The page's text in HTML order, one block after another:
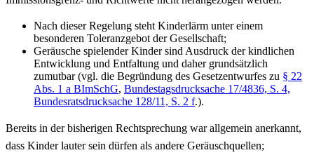
Nach dieser Regelung steht Kinderlärm unter einem
besonderen Toleranzgebot der Gesellschaft;
Geräusche spielender Kinder sind Ausdruck der kindlichen
Entwicklung und Entfaltung und daher grundsätzlich
zumutbar (vgl. die Begründung des Gesetzentwurfes zu § 22
Abs. 1 a BImSchG, Bundestagsdrucksache 17/4836, S. 4,
Bundesratsdrucksache 128/11, S. 2 f.).
Bereits in der bisherigen Rechtsprechung war allgemein anerkannt,
dass Kinder lauter sein dürfen als andere Geräuschquellen;